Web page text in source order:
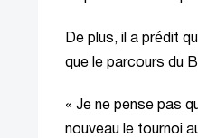
De plus, il a prédit
que le parcours du
« Je ne pense pas
nouveau le tournoi